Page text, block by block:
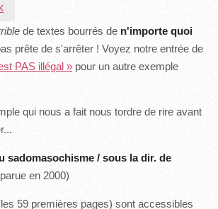
de textes bourrés de n'importe quoi
prête de s'arrêter ! Voyez notre entrée de
PAS illégal » pour un autre exemple
qui nous a fait nous tordre de rire avant
sadomasochisme / sous la dir. de
en 2000)
59 premières pages) sont accessibles